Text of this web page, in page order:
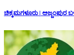
ಚಿಕ್ಕಮಗಳೂರು |